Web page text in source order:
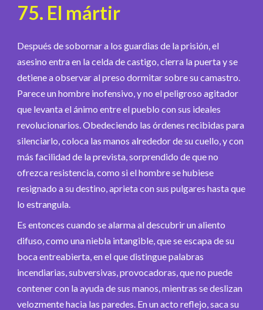
75. El mártir
Después de sobornar a los guardias de la prisión, el
asesino entra en la celda de castigo, cierra la puerta y se
detiene a observar al preso dormitar sobre su camastro.
Parece un hombre inofensivo, y no el peligroso agitador
que levanta el ánimo entre el pueblo con sus ideales
revolucionarios. Obedeciendo las órdenes recibidas para
silenciarlo, coloca las manos alrededor de su cuello, y con
más facilidad de la prevista, sorprendido de que no
ofrezca resistencia, como si el hombre se hubiese
resignado a su destino, aprieta con sus pulgares hasta que
lo estrangula.
Es entonces cuando se alarma al descubrir un aliento
difuso, como una niebla intangible, que se escapa de su
boca entreabierta, en el que distingue palabras
incendiarias, subversivas, provocadoras, que no puede
contener con la ayuda de sus manos, mientras se deslizan
velozmente hacia las paredes. En un acto reflejo, saca su